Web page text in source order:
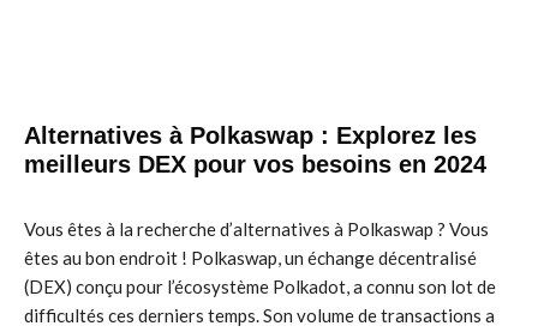
Alternatives à Polkaswap : Explorez les
meilleurs DEX pour vos besoins en 2024
Vous êtes à la recherche d’alternatives à Polkaswap ? Vous
êtes au bon endroit ! Polkaswap, un échange décentralisé
(DEX) conçu pour l’écosystème Polkadot, a connu son lot de
difficultés ces derniers temps. Son volume de transactions a